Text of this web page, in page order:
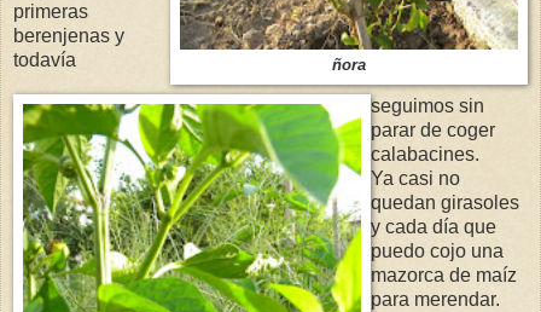
ñora
primeras
berenjenas y
todavía
seguimos sin
parar de coger
calabacines.
Ya casi no
quedan girasoles
y cada día que
puedo cojo una
mazorca de maíz
para merendar.